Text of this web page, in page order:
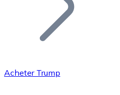
Acheter Trump